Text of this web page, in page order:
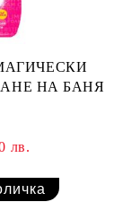
МАГИЧЕСКИ
НА БАНЯ
лв.